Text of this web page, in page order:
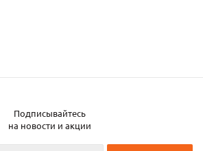
Подписывайтесь
на новости и акции